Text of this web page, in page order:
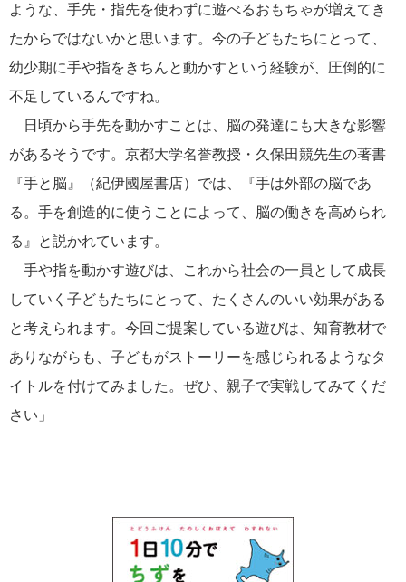
ような、手先・指先を使わずに遊べるおもちゃが増えてき
たからではないかと思います。今の子どもたちにとって、
幼少期に手や指をきちんと動かすという経験が、圧倒的に
不足しているんですね。
日頃から手先を動かすことは、脳の発達にも大きな影響
があるそうです。京都大学名誉教授・久保田競先生の著書
『手と脳』（紀伊國屋書店）では、『手は外部の脳であ
る。手を創造的に使うことによって、脳の働きを高められ
る』と説かれています。
手や指を動かす遊びは、これから社会の一員として成長
していく子どもたちにとって、たくさんのいい効果がある
と考えられます。今回ご提案している遊びは、知育教材で
ありながらも、子どもがストーリーを感じられるようなタ
イトルを付けてみました。ぜひ、親子で実戦してみてくだ
さい」